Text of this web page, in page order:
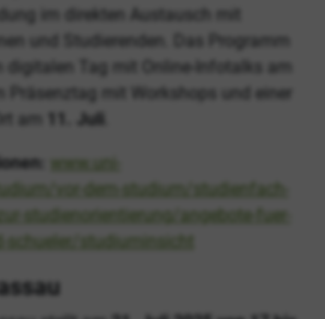
im direkten Austausch mit
und Studierenden. Das Programm
digitalen Tag mit Online-Infotalks am
Präsenztag mit Workshops und einer
am
11. Juli
www.uni-
vor-dem-studium/studienfach-
studienorientierung/angebote-fuer-
schueler/studiuminsicht